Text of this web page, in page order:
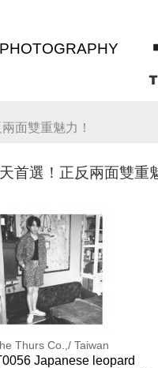
PHOTOGRAPHY
相簿專區
面雙重魅力！
首選！正反兩面雙重
Thurs Co.,/ Taiwan
Japanese leopard